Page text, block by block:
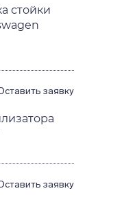
стойки
заявку
заявку